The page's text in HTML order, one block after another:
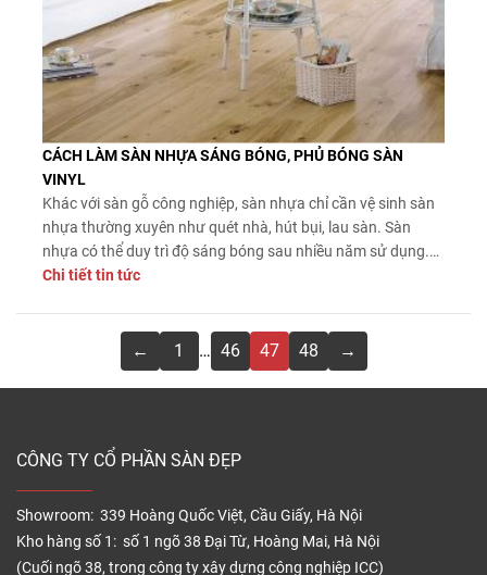
CÁCH LÀM SÀN NHỰA SÁNG BÓNG, PHỦ BÓNG SÀN
VINYL
Khác với sàn gỗ công nghiệp, sàn nhựa chỉ cần vệ sinh sàn
nhựa thường xuyên như quét nhà, hút bụi, lau sàn. Sàn
nhựa có thể duy trì độ sáng bóng sau nhiều năm sử dụng.
Việc làm sàn nhựa sáng bóng hoặc phủ bóng, có thể mang
Chi tiết tin tức
← 1 … 46 47 48 →
CÔNG TY CỔ PHẦN SÀN ĐẸP
Showroom: 339 Hoàng Quốc Việt, Cầu Giấy, Hà Nội
Kho hàng số 1: số 1 ngõ 38 Đại Từ, Hoàng Mai, Hà Nội
(Cuối ngõ 38, trong công ty xây dựng công nghiệp ICC)